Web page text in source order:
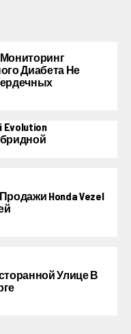
Диабета Не
Honda Vezel
Улице В